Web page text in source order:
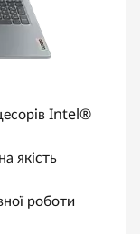
Intel®
якість
роботи